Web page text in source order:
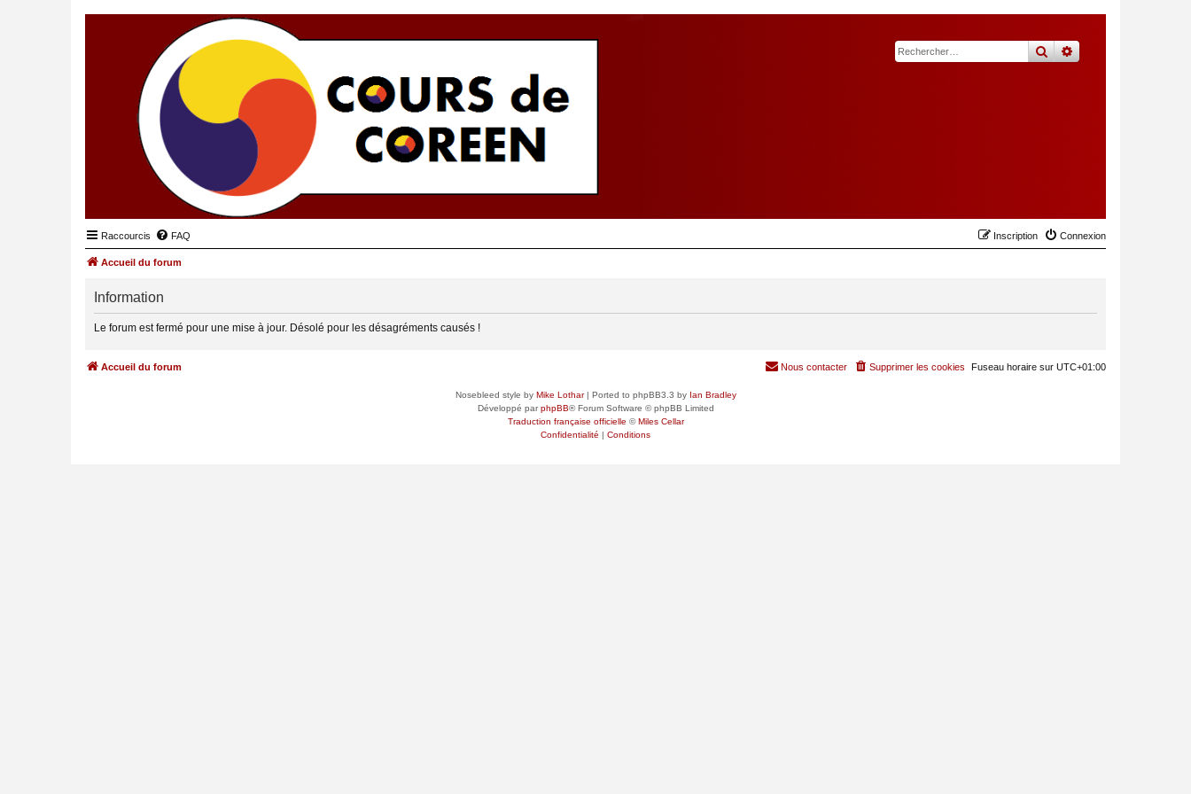
rechercher
recherche
Raccourcis FAQ Connexion
Inscription
Accueil du forum
Information
Le forum est fermé pour une mise à jour. Désolé pour les désagréments causés !
Accueil du forum Fuseau horaire sur UTC+01:00
Supprimer les cookies
Nous contacter
Nosebleed style by Mike Lothar| Ported to phpBB3.3 by Ian Bradley
Développé parphpBB® Forum Software © phpBB Limited
Traduction française officielle ©Miles Cellar
Confidentialité | Conditions